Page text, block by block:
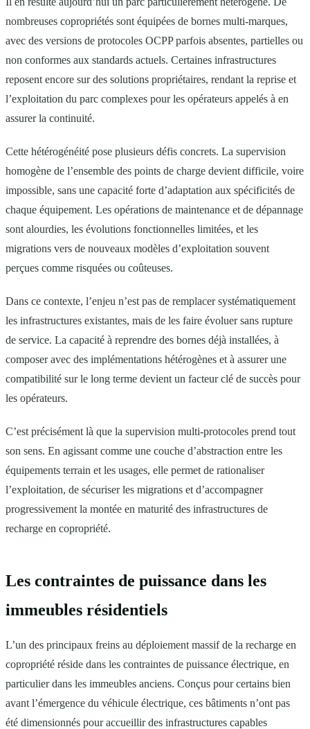
nombreuses copropriétés sont équipées de bornes multi-marques,
avec des versions de protocoles OCPP parfois absentes, partielles ou
non conformes aux standards actuels. Certaines infrastructures
reposent encore sur des solutions propriétaires, rendant la reprise et
l’exploitation du parc complexes pour les opérateurs appelés à en
assurer la continuité.
Cette hétérogénéité pose plusieurs défis concrets. La supervision
homogène de l’ensemble des points de charge devient difficile, voire
impossible, sans une capacité forte d’adaptation aux spécificités de
chaque équipement. Les opérations de maintenance et de dépannage
sont alourdies, les évolutions fonctionnelles limitées, et les
migrations vers de nouveaux modèles d’exploitation souvent
perçues comme risquées ou coûteuses.
Dans ce contexte, l’enjeu n’est pas de remplacer systématiquement
les infrastructures existantes, mais de les faire évoluer sans rupture
de service. La capacité à reprendre des bornes déjà installées, à
composer avec des implémentations hétérogènes et à assurer une
compatibilité sur le long terme devient un facteur clé de succès pour
les opérateurs.
C’est précisément là que la supervision multi-protocoles prend tout
son sens. En agissant comme une couche d’abstraction entre les
équipements terrain et les usages, elle permet de rationaliser
l’exploitation, de sécuriser les migrations et d’accompagner
progressivement la montée en maturité des infrastructures de
recharge en copropriété.
Les contraintes de puissance dans les
immeubles résidentiels
L’un des principaux freins au déploiement massif de la recharge en
copropriété réside dans les contraintes de puissance électrique, en
particulier dans les immeubles anciens. Conçus pour certains bien
avant l’émergence du véhicule électrique, ces bâtiments n’ont pas
été dimensionnés pour accueillir des infrastructures capables